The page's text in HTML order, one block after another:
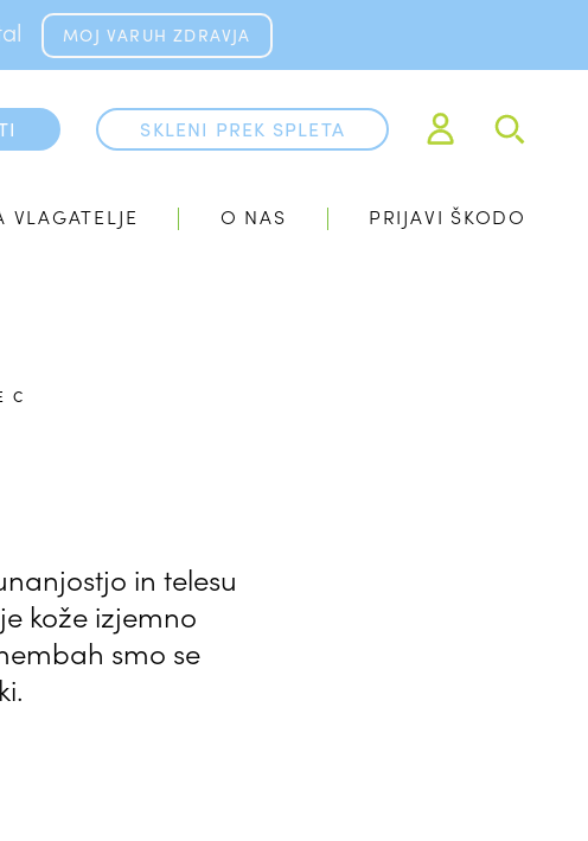
MOJ VARUH ZDRAVJA
SKLENI PREK SPLETA
VLAGATELJE O NAS PRIJAVI ŠKODO
in telesu
kože izjemno
smo se